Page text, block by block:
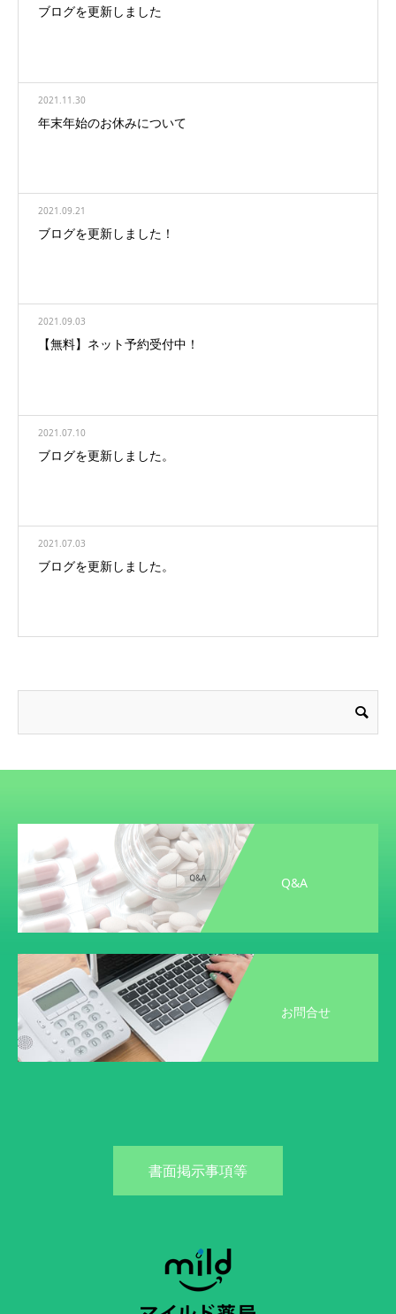
ブログを更新しました
2021.11.30
年末年始のお休みについて
2021.09.21
ブログを更新しました！
2021.09.03
【無料】ネット予約受付中！
2021.07.10
ブログを更新しました。
2021.07.03
ブログを更新しました。
Q&A
お問合せ
書面掲示事項等